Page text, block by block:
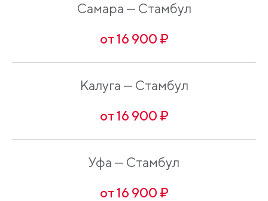
Самара — Стамбул
от 16 900 ₽
Калуга — Стамбул
от 16 900 ₽
Уфа — Стамбул
от 16 900 ₽